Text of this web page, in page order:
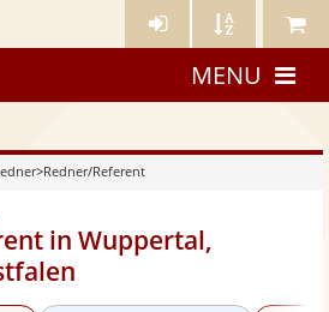
Künstler- Künstler Meine
MENU
>Redner/Referent
in Wuppertal,